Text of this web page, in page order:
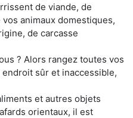
de viande, de
animaux domestiques,
de carcasse
? Alors rangez toutes vos
sûr et inaccessible,
et autres objets
orientaux, il est